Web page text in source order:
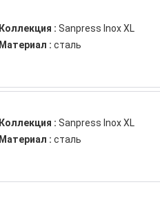
Коллекция : Sanpress Inox XL
Материал : сталь
Коллекция : Sanpress Inox XL
Материал : сталь